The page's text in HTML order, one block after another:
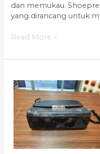
dan memukau.
yang dirancang untuk
Read More »
Bag
Shoes
Spa
Profesional
Kelapa
Gading,